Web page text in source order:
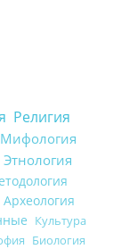
Религия
Мифология
Этнология
Археология
Культура
Биология